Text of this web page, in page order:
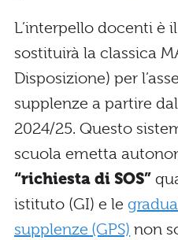
L’interpello docenti è
sostituirà la classica
Disposizione) per
supplenze a partire
2024/25. Questo
scuola emetta
“richiesta di SOS”
istituto (GI) e le
supplenze (GPS) non